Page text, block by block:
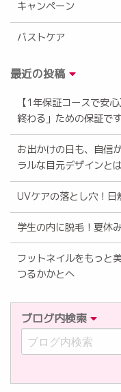
キャンペーン
バストケア
最近の投稿
【1年保証コースで安
終わる」ための保証で
お出かけの日も、自信
ラルな目元デザインと
UVケアの落とし穴！日
学生の内に脱毛！夏休
フットネイルをもっと
つるかかとへ
ブログ内検索